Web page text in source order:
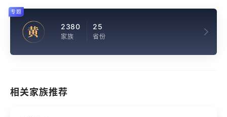
黄 2380
家族
25
省份
专题
相关家族推荐